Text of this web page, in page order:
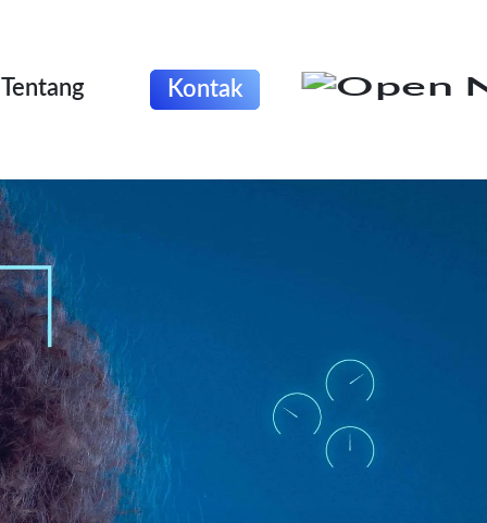
Tentang Kontak
Portfolio
Blog